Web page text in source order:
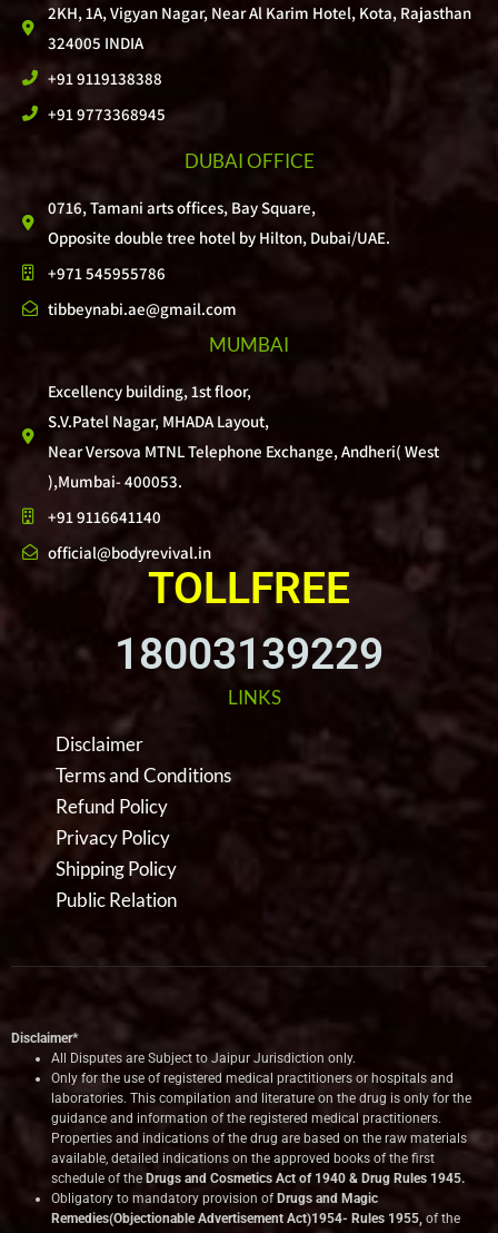
2KH, 1A, Vigyan Nagar, Near Al Karim Hotel, Kota, Rajasthan
324005 INDIA
+91 9119138388
+91 9773368945
DUBAI OFFICE
0716, Tamani arts offices, Bay Square,
Opposite double tree hotel by Hilton, Dubai/UAE.
+971 545955786
tibbeynabi.ae@gmail.com
MUMBAI
Excellency building, 1st floor,
S.V.Patel Nagar, MHADA Layout,
Near Versova MTNL Telephone Exchange, Andheri( West
),Mumbai- 400053.
+91 9116641140
official@bodyrevival.in
TOLLFREE
18003139229
LINKS
Disclaimer
Terms and Conditions
Refund Policy
Privacy Policy
Shipping Policy
Public Relation
Disclaimer*
All Disputes are Subject to Jaipur Jurisdiction only.
Only for the use of registered medical practitioners or hospitals and
laboratories. This compilation and literature on the drug is only for the
guidance and information of the registered medical practitioners.
Properties and indications of the drug are based on the raw materials
available, detailed indications on the approved books of the first
schedule of the Drugs and Cosmetics Act of 1940 & Drug Rules 1945.
Obligatory to mandatory provision of Drugs and Magic
Remedies(Objectionable Advertisement Act)1954- Rules 1955, of the